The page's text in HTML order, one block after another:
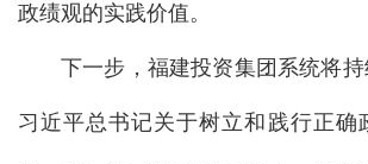
政绩观的实践价值。
下一步，福建投资集团系统将
习近平总书记关于树立和践行正确